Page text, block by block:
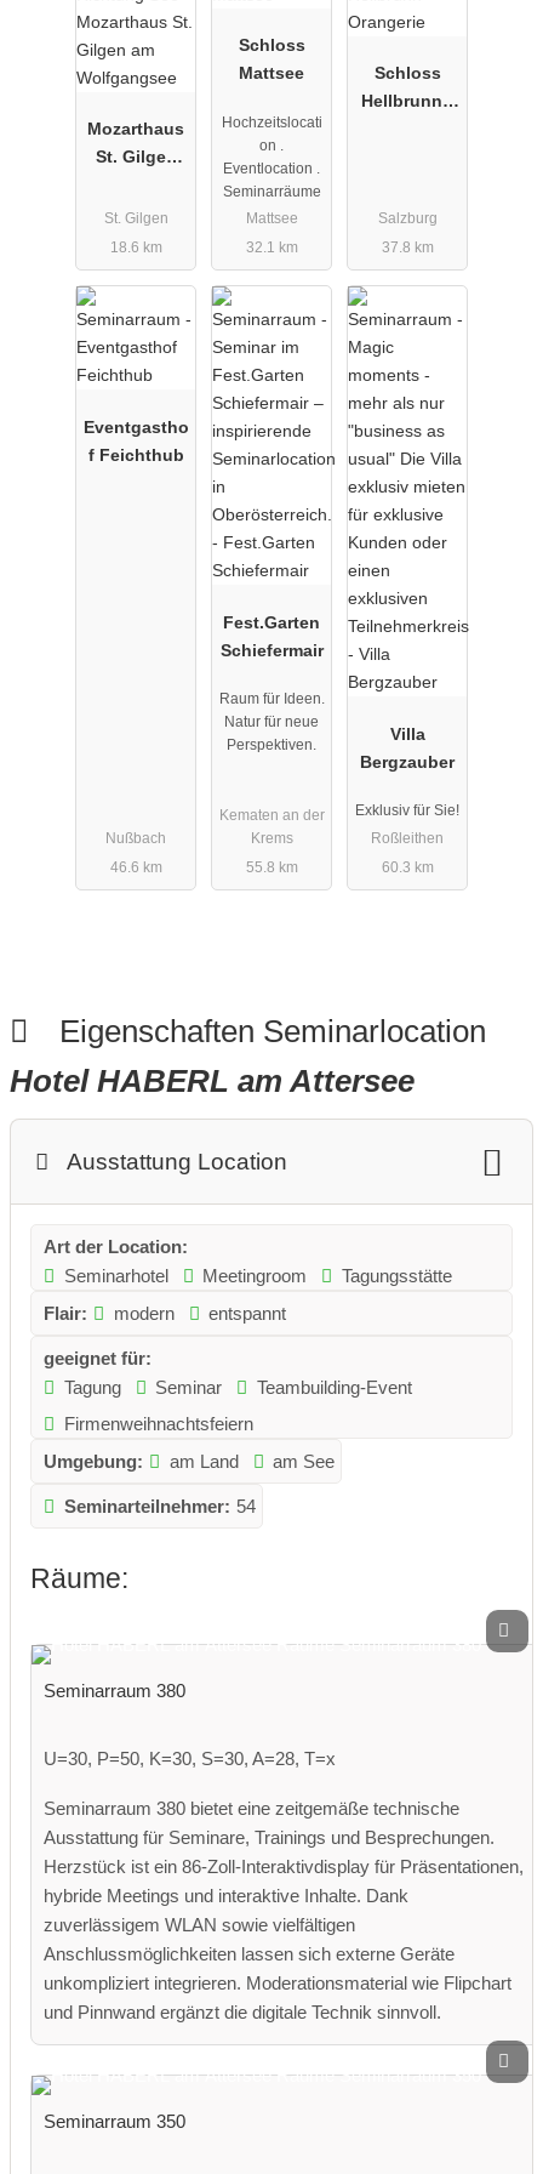
Mozarthaus
St. Gilgen
Wolfgangse
e
St. Gilgen
18.6 km
Schloss
Mattsee
Hochzeitslocati
on .
Eventlocation .
Seminarräume
Mattsee
32.1 km
Schloss
Hellbrunn -
Salzburg
37.8 km
Eventgastho
f Feichthub
Nußbach
46.6 km
Fest.Garten
Schiefermair
Raum für Ideen.
Natur für neue
Perspektiven.
Kematen an der
Krems
55.8 km
Villa
Bergzauber
Exklusiv für Sie!
Roßleithen
60.3 km
Eigenschaften Seminarlocation
Hotel HABERL am Attersee
Ausstattung Location
Art der Location:
Seminarhotel
Meetingroom
Tagungsstätte
Flair:
modern entspannt
geeignet für:
Tagung
Seminar
Teambuilding-Event
Firmenweihnachtsfeiern
Umgebung:
am Land am See
Seminarteilnehmer: 54
Räume:
Seminarraum 380
U=30, P=50, K=30, S=30, A=28, T=x
Seminarraum 380 bietet eine zeitgemäße technische
Ausstattung für Seminare, Trainings und Besprechungen.
Herzstück ist ein 86-Zoll-Interaktivdisplay für Präsentationen,
hybride Meetings und interaktive Inhalte. Dank
zuverlässigem WLAN sowie vielfältigen
Anschlussmöglichkeiten lassen sich externe Geräte
unkompliziert integrieren. Moderationsmaterial wie Flipchart
und Pinnwand ergänzt die digitale Technik sinnvoll.
Seminarraum 350